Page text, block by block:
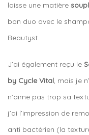
laisse une matière
bon duo avec le
Beautyst.
J’ai également reçu le
by Cycle Vital, mais je
n’aime pas trop sa
j’ai l’impression de
anti bactérien (la